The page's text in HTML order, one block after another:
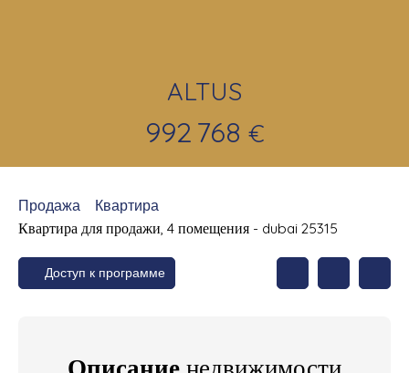
ALTUS
992 768 €
Продажа
Квартира
Квартира для продажи, 4 помещения - dubai 25315
Доступ к программе